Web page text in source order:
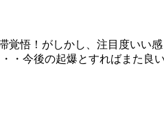
覚悟！がしかし、注目度い
・今後の起爆とすればまた